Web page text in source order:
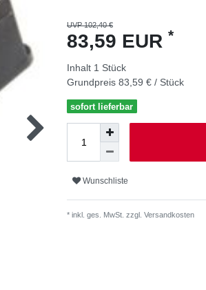
UVP 102,40 €
83,59 EUR *
Inhalt 1 Stück
Grundpreis 83,59 € / Stück
sofort lieferbar
Wunschliste
* inkl. ges. MwSt. zzgl. Versandkosten